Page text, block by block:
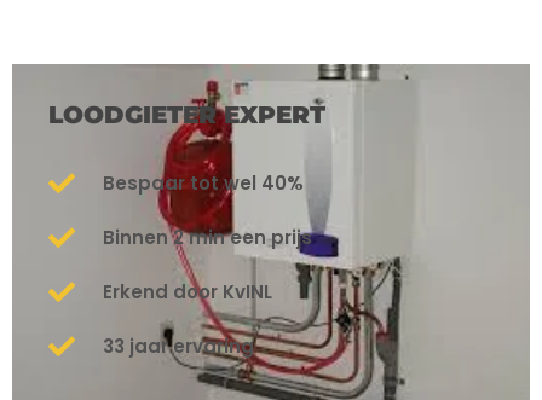
LOODGIETER EXPERT
Bespaar tot wel 40%
Binnen 2 min een prijs
Erkend door KvINL
33 jaar ervaring